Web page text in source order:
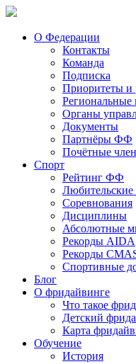
О Федерации
Контакты
Команда
Подписка
Приоритеты и
Региональные
Органы
Документы
Партнёры ФФ
Почётные
Спорт
Рейтинг ФФ
Любительские
Соревнования
Дисциплины
Абсолютные
Рекорды AIDA
Рекорды
Спортивные
Блог
О фридайвинге
Что такое
Детский
Карта
Обучение
История